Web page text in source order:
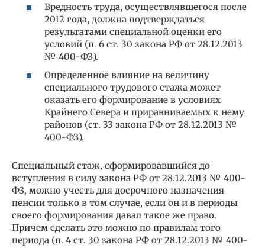
Вредность труда, осуществлявшегося после
2012 года, должна подтверждаться
результатами специальной оценки его
условий (п. 6 ст. 30 закона РФ от 28.12.2013
№ 400-ФЗ).
Определенное влияние на величину
специального трудового стажа может
оказать его формирование в условиях
Крайнего Севера и приравниваемых к нему
районов (ст. 33 закона РФ от 28.12.2013 №
400-ФЗ).
Специальный стаж, сформировавшийся до
вступления в силу закона РФ от 28.12.2013 № 400-
ФЗ, можно учесть для досрочного назначения
пенсии только в том случае, если он и в периоды
своего формирования давал такое же право.
Причем сделать это можно по правилам того
периода (п. 4 ст. 30 закона РФ от 28.12.2013 № 400-